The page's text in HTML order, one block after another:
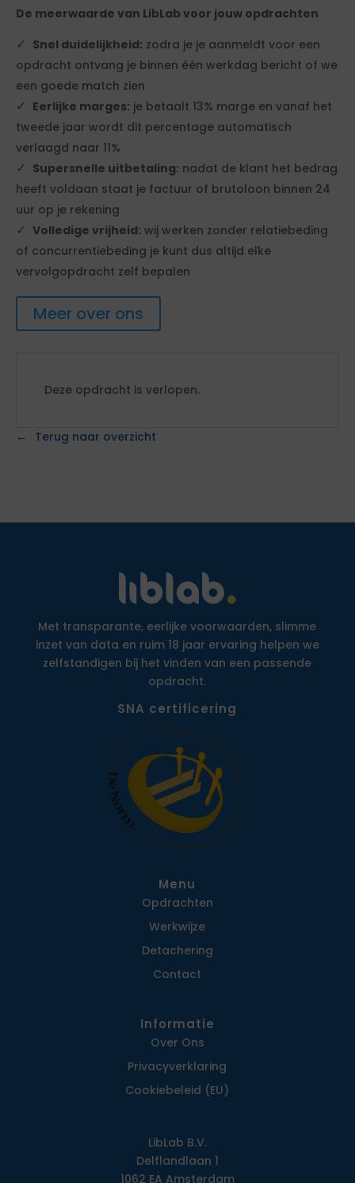
De meerwaarde van LibLab voor jouw opdrachten
Snel duidelijkheid: zodra je je aanmeldt voor een
opdracht ontvang je binnen één werkdag bericht of we
een goede match zien
Eerlijke marges: je betaalt 13% marge en vanaf het
tweede jaar wordt dit percentage automatisch
verlaagd naar 11%
Supersnelle uitbetaling: nadat de klant het bedrag
heeft voldaan staat je factuur of brutoloon binnen 24
uur op je rekening
Volledige vrijheid: wij werken zonder relatiebeding
of concurrentiebeding je kunt dus altijd elke
vervolgopdracht zelf bepalen
Meer over ons
Deze opdracht is verlopen.
Terug naar overzicht
Met transparante, eerlijke voorwaarden, slimme
inzet van data en ruim 18 jaar ervaring helpen we
zelfstandigen bij het vinden van een passende
opdracht.
SNA certificering
Menu
Opdrachten
Werkwijze
Detachering
Contact
Informatie
Over Ons
Privacy­verklaring
Cookiebeleid (EU)
LibLab B.V.
Delflandlaan 1
1062 EA Amsterdam